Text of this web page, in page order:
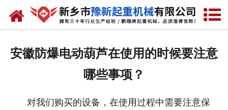
网站首页
安徽防爆电动葫芦在使用的时候要注意
哪些事项？
对我们购买的设备，在使用过程中需要注意保